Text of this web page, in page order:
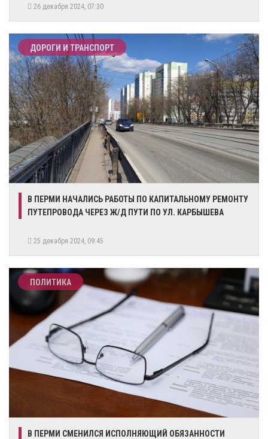
26 декабря 2024, 07:30
ДОРОГИ И ТРАНСПОРТ
В ПЕРМИ НАЧАЛИСЬ РАБОТЫ ПО КАПИТАЛЬНОМУ РЕМОНТУ
ПУТЕПРОВОДА ЧЕРЕЗ Ж/Д ПУТИ ПО УЛ. КАРБЫШЕВА
25 декабря 2024, 09:45
ПОЛИТИКА
В ПЕРМИ СМЕНИЛСЯ ИСПОЛНЯЮЩИЙ ОБЯЗАННОСТИ